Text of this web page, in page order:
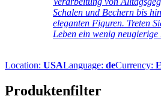
Schalen und Bechern bis
eleganten Figuren. Treten
Leben ein wenig
Location: USALanguage: deCurrency:
Produktenfilter